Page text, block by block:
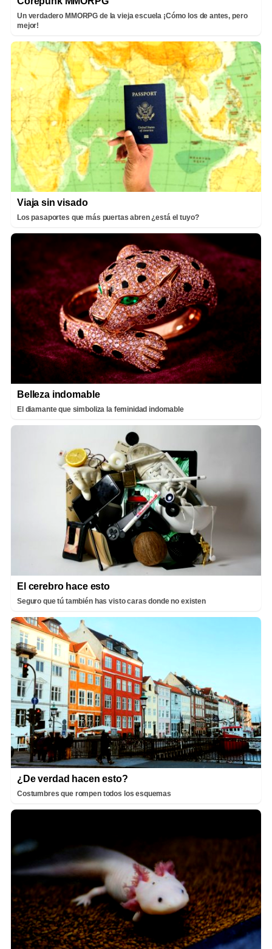
Un verdadero MMORPG de la vieja escuela ¡Cómo los de antes, pero
mejor!
Viaja sin visado
Los pasaportes que más puertas abren ¿está el tuyo?
Belleza indomable
El diamante que simboliza la feminidad indomable
El cerebro hace esto
Seguro que tú también has visto caras donde no existen
¿De verdad hacen esto?
Costumbres que rompen todos los esquemas